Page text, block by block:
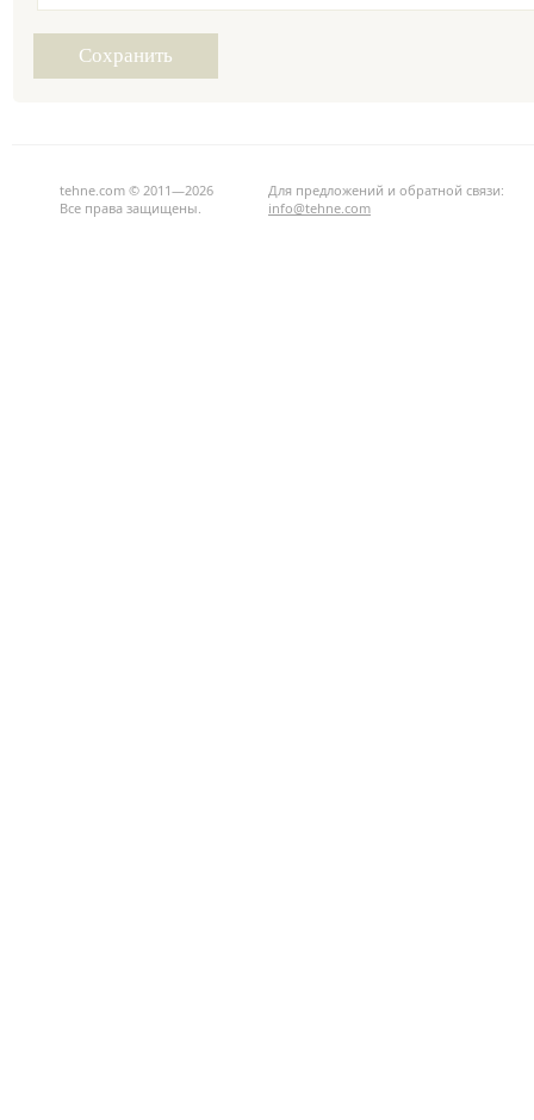
tehne.com © 2011—2026
Все права защищены.
Для предложений и обратной связи:
info@tehne.com